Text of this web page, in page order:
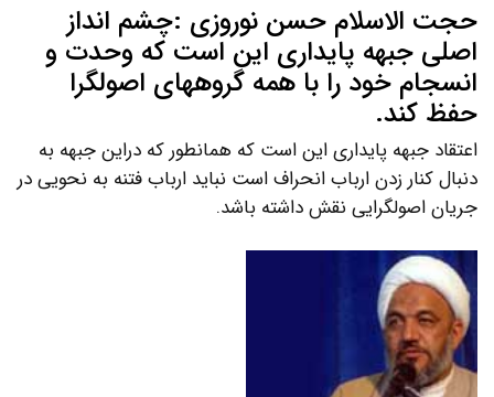
حجت الاسلام حسن نوروزی :چشم انداز
اصلی جبهه پایداری این است که وحدت و
انسجام خود را با همه گروههای اصولگرا
حفظ کند.
اعتقاد جبهه پایداری این است که همانطور که دراین جبهه به
دنبال کنار زدن ارباب انحراف است نباید ارباب فتنه به نحویی در
جریان اصولگرایی نقش داشته باشد.